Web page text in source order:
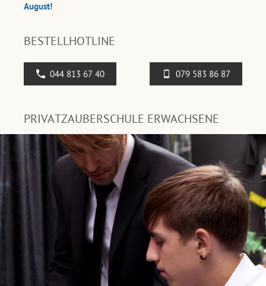
August!
BESTELLHOTLINE
044 813 67 40 079 583 86 87
PRIVATZAUBERSCHULE ERWACHSENE